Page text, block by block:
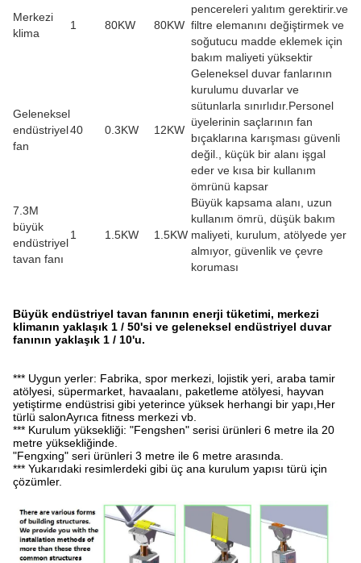
Merkezi
klima
1 80KW 80KW
pencereleri yalıtım gerektirir.ve
filtre elemanını değiştirmek ve
soğutucu madde eklemek için
bakım maliyeti yüksektir
Geleneksel
endüstriyel
fan
40 0.3KW 12KW
Geleneksel duvar fanlarının
kurulumu duvarlar ve
sütunlarla sınırlıdır.Personel
üyelerinin saçlarının fan
bıçaklarına karışması güvenli
değil., küçük bir alanı işgal
eder ve kısa bir kullanım
ömrünü kapsar
7.3M
büyük
endüstriyel
tavan fanı
1 1.5KW 1.5KW
Büyük kapsama alanı, uzun
kullanım ömrü, düşük bakım
maliyeti, kurulum, atölyede yer
almıyor, güvenlik ve çevre
koruması
Büyük endüstriyel tavan fanının enerji tüketimi, merkezi
klimanın yaklaşık 1 / 50'si ve geleneksel endüstriyel duvar
fanının yaklaşık 1 / 10'u.
*** Uygun yerler: Fabrika, spor merkezi, lojistik yeri, araba tamir
atölyesi, süpermarket, havaalanı, paketleme atölyesi, hayvan
yetiştirme endüstrisi gibi yeterince yüksek herhangi bir yapı,Her
türlü salonAyrıca fitness merkezi vb.
*** Kurulum yüksekliği: "Fengshen" serisi ürünleri 6 metre ila 20
metre yüksekliğinde.
"Fengxing" seri ürünleri 3 metre ile 6 metre arasında.
*** Yukarıdaki resimlerdeki gibi üç ana kurulum yapısı türü için
çözümler.